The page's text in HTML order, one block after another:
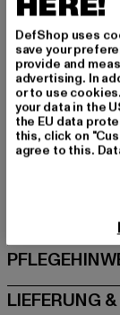
Farbe: grün
Hersteller
Art.Nr: CL3783-
Hersteller:
Am Kapellhof
LIEFERUNG
DefShop uses
save your
provide and
advertising. In
or to use
your data in the
the EU data
this, click on
agree to this.